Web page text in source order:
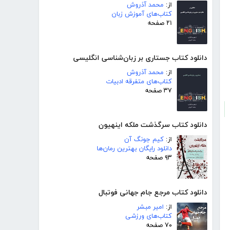
از: محمد آذروش
کتاب‌های آموزش زبان
۲۱ صفحه
دانلود کتاب جستاری بر زبان‌شناسی انگلیسی
از: محمد آذروش
کتاب‌های متفرقه ادبیات
۳۷ صفحه
دانلود کتاب سرگذشت ملکه اینهیون
از: کیم جونگ آن
دانلود رایگان بهترین رمان‌ها
۹۳ صفحه
دانلود کتاب مرجع جام جهانی فوتبال
از: امیر مبشر
کتاب‌های ورزشی
۷۰ صفحه